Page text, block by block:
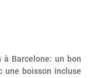
à Barcelone: un bon
une boisson incluse